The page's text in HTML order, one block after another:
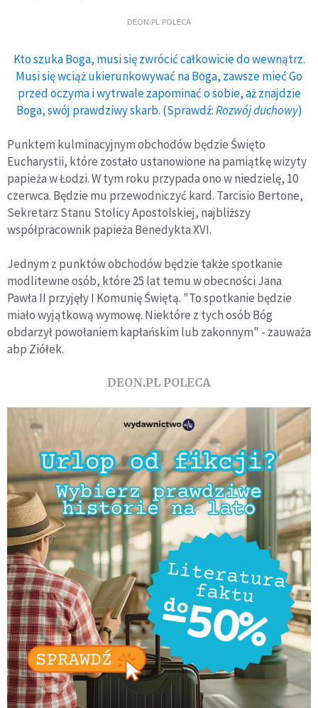
DEON.PL POLECA
Kto szuka Boga, musi się zwrócić całkowicie do wewnątrz.
Musi się wciąż ukierunkowywać na Boga, zawsze mieć Go
przed oczyma i wytrwale zapominać o sobie, aż znajdzie
Boga, swój prawdziwy skarb. (Sprawdź:Rozwój duchowy)
Punktem kulminacyjnym obchodów będzie Święto
Eucharystii, które zostało ustanowione na pamiątkę wizyty
papieża w Łodzi. W tym roku przypada ono w niedzielę, 10
czerwca. Będzie mu przewodniczyć kard. Tarcisio Bertone,
Sekretarz Stanu Stolicy Apostolskiej, najbliższy
współpracownik papieża Benedykta XVI.
Jednym z punktów obchodów będzie także spotkanie
modlitewne osób, które 25 lat temu w obecności Jana
Pawła II przyjęły I Komunię Świętą. "To spotkanie będzie
miało wyjątkową wymowę. Niektóre z tych osób Bóg
obdarzył powołaniem kapłańskim lub zakonnym" - zauważa
abp Ziółek.
DEON.PL POLECA